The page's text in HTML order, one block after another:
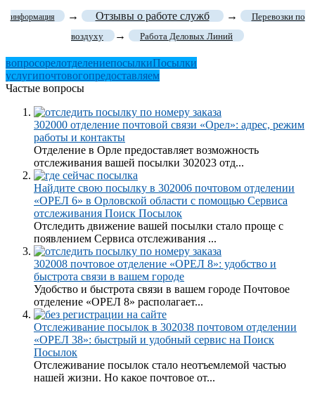
информация → Отзывы о работе служб →
Перевозки по
воздуху
→ Работа Деловых Линий
вопросорелотделениепосылкиПосылки
услугипочтовогопредоставляем
Частые вопросы
302000 отделение почтовой связи «Орел»: адрес, режим
работы и контакты
Отделение в Орле предоставляет возможность
отслеживания вашей посылки 302023 отд...
Найдите свою посылку в 302006 почтовом отделении
«ОРЕЛ 6» в Орловской области с помощью Сервиса
отслеживания Поиск Посылок
Отследить движение вашей посылки стало проще с
появлением Сервиса отслеживания ...
302008 почтовое отделение «ОРЕЛ 8»: удобство и
быстрота связи в вашем городе
Удобство и быстрота связи в вашем городе Почтовое
отделение «ОРЕЛ 8» располагает...
Отслеживание посылок в 302038 почтовом отделении
«ОРЕЛ 38»: быстрый и удобный сервис на Поиск
Посылок
Отслеживание посылок стало неотъемлемой частью
нашей жизни. Но какое почтовое от...